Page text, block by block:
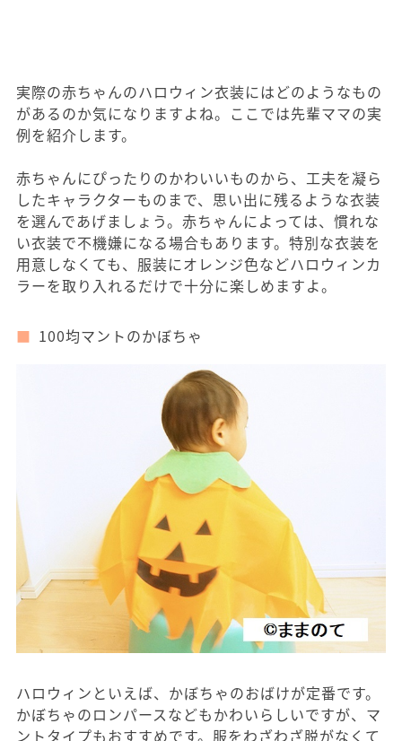
実際の赤ちゃんのハロウィン衣装にはどのようなもの
があるのか気になりますよね。ここでは先輩ママの実
例を紹介します。
赤ちゃんにぴったりのかわいいものから、工夫を凝ら
したキャラクターものまで、思い出に残るような衣装
を選んであげましょう。赤ちゃんによっては、慣れな
い衣装で不機嫌になる場合もあります。特別な衣装を
用意しなくても、服装にオレンジ色などハロウィンカ
ラーを取り入れるだけで十分に楽しめますよ。
100均マントのかぼちゃ
ハロウィンといえば、かぼちゃのおばけが定番です。
かぼちゃのロンパースなどもかわいらしいですが、マ
ントタイプもおすすめです。服をわざわざ脱がなくて